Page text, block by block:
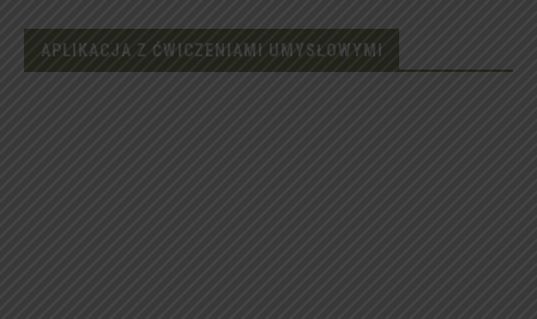
APLIKACJA Z ĆWICZENIAMI UMYSŁOWYMI